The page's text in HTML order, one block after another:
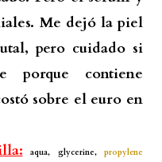
Me dejó la piel
pero cuidado si
porque contiene
sobre el euro en
aqua, glycerine, propylene